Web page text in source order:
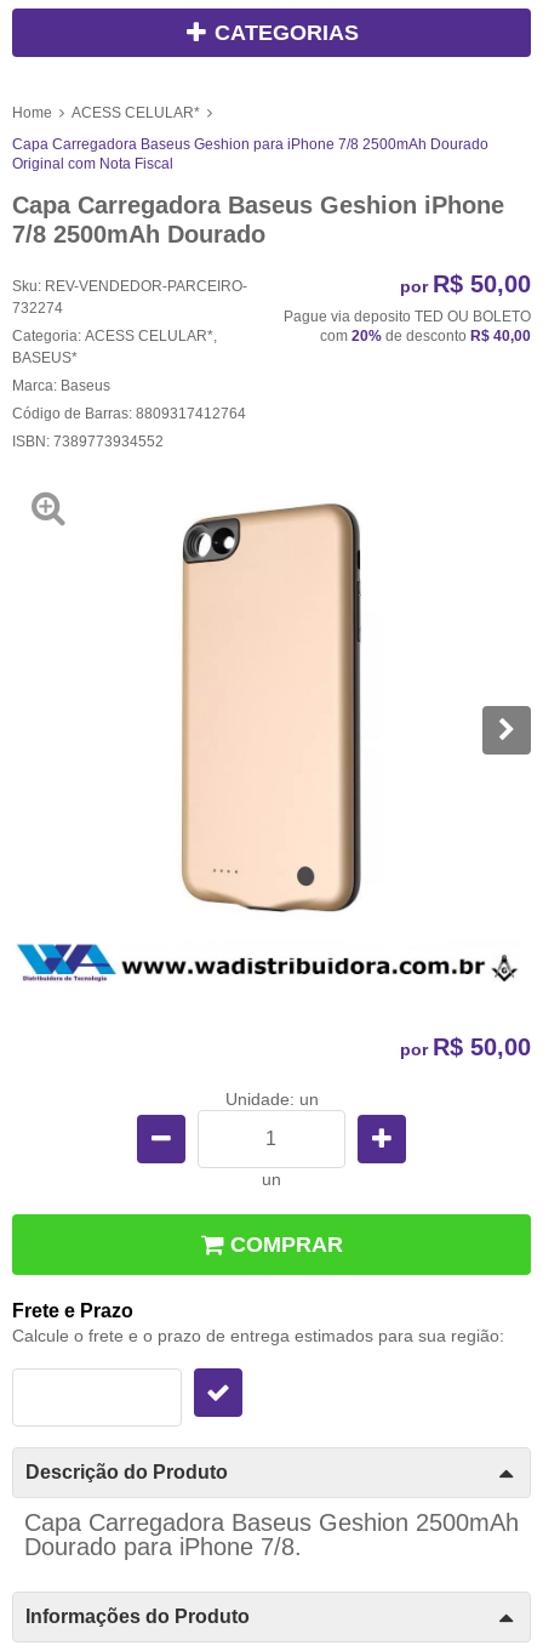
CATEGORIAS
Home
ACESS CELULAR*
Capa Carregadora Baseus Geshion para iPhone 7/8 2500mAh Dourado
Original com Nota Fiscal
Capa Carregadora Baseus Geshion iPhone
7/8 2500mAh Dourado
Sku: REV-VENDEDOR-PARCEIRO-
732274
Categoria: ACESS CELULAR*
BASEUS*
Marca: Baseus
Código de Barras: 8809317412764
ISBN: 7389773934552
por R$ 50,00
Pague via deposito TED OU BOLETO
com 20% de desconto R$ 40,00
por R$ 50,00
Unidade: un
un
COMPRAR
Frete e Prazo
Calcule o frete e o prazo de entrega estimados para sua região:
Descrição do Produto
Capa Carregadora Baseus Geshion 2500mAh
Dourado para iPhone 7/8.
Informações do Produto